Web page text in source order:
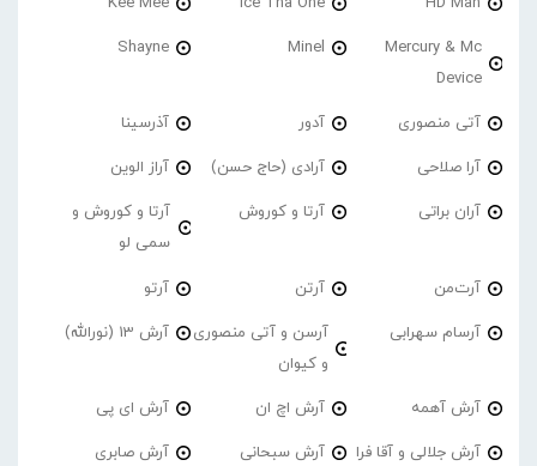
Mercury & Mc
Device
Minel
Shayne
آتی منصوری آدور آذرسینا
آرا صلاحی آرادی (حاج حسن) آراز الوین
آران براتی آرتا و کوروش
آرتا و کوروش و
سمی لو
آرت‌من آرتن آرتو
آرسام سهرابی
آرسن و آتی منصوری
و کیوان
آرش 13 (نورالله)
آرش آهمه آرش اچ ان آرش ای پی
آرش جلالی و آقا فرا آرش سبحانی آرش صابری